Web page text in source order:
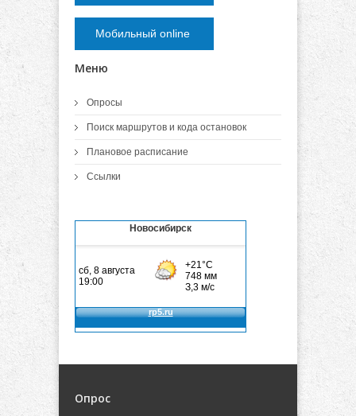
Мобильный online
Меню
Опросы
Поиск маршрутов и кода остановок
Плановое расписание
Ссылки
Новосибирск
Опрос